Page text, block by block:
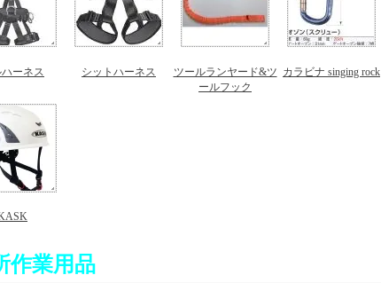
ーネス シットハーネス
ツールランヤード&ツ
ールフック
カラビナ singing rock
作業用品